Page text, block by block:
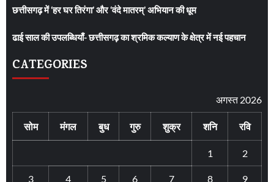
छत्तीसगढ़ में ‘हर घर तिरंगा’ और ‘वंदे मातरम्’ अभियान की धूम
ढाई साल की उपलब्धियाँ- छत्तीसगढ़ का श्रमिक कल्याण के क्षेत्र में नई पहचान
CATEGORIES
अगस्त 2026
सोम मंगल बुध गुरु शुक्र शनि रवि
1 2
3 4 5 6 7 8 9